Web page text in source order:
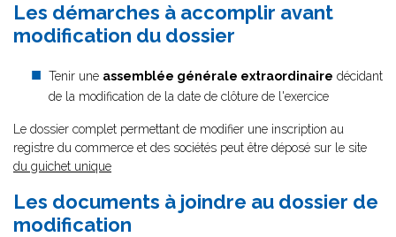
Les démarches à accomplir avant
modification du dossier
Tenir une assemblée générale extraordinaire décidant
de la modification de la date de clôture de l'exercice
Le dossier complet permettant de modifier une inscription au
registre du commerce et des sociétés peut être déposé sur le site
du guichet unique
Les documents à joindre au dossier de
modification